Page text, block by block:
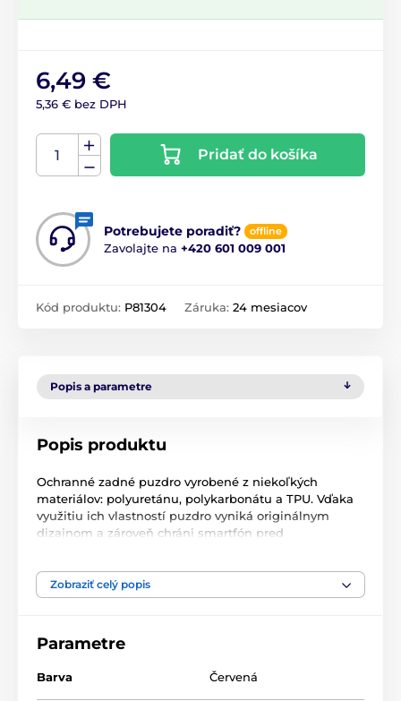
6,49 €
5,36 € bez DPH
Pridať do košíka
Potrebujete poradiť? offline
Zavolajte na +420 601 009 001
Kód produktu: P81304 Záruka: 24 mesiacov
Popis a parametre
Popis produktu
Ochranné zadné puzdro vyrobené z niekoľkých
materiálov: polyuretánu, polykarbonátu a TPU. Vďaka
využitiu ich vlastností puzdro vyniká originálnym
dizajnom a zároveň chráni smartfón pred
Vonkajšia časť zadnej strany je pokrytá dvoma typmi
matného polyuretánu (PU). Takáto povrchová úprava
oddelené elegantným horizontálnym pruhom.
vzorom voštiny. Je vyrobený z tvrdého materiálu PC
Zobraziť celý popis
Parametre
Barva Červená